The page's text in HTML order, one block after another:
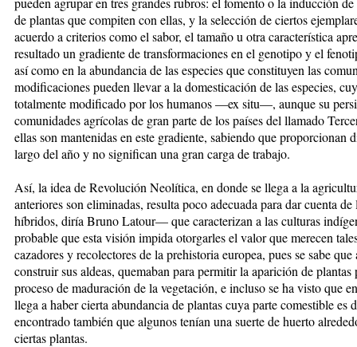
de plantas que compiten con ellas, y la selección de ciertos
acuerdo a criterios como el sabor, el tamaño u otra característica
resultado un gradiente de transformaciones en el genotipo y el
así como en la abundancia de las especies que constituyen las
modificaciones pueden llevar a la domesticación de las especies,
totalmente modificado por los humanos —ex situ—, aunque su
comunidades agrícolas de gran parte de los países del llamado
ellas son mantenidas en este gradiente, sabiendo que proporcionan
largo del año y no significan una gran carga de trabajo.
Así, la idea de Revolución Neolítica, en donde se llega a la
anteriores son eliminadas, resulta poco adecuada para dar cuenta
híbridos, diría Bruno Latour— que caracterizan a las culturas
probable que esta visión impida otorgarles el valor que merecen
cazadores y recolectores de la prehistoria europea, pues se sabe
construir sus aldeas, quemaban para permitir la aparición de
proceso de maduración de la vegetación, e incluso se ha visto que
llega a haber cierta abundancia de plantas cuya parte comestible es
encontrado también que algunos tenían una suerte de huerto
ciertas plantas.